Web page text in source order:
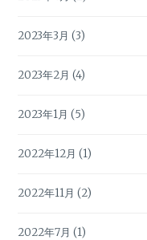
2023年3月 (3)
2023年2月 (4)
2023年1月 (5)
2022年12月 (1)
2022年11月 (2)
2022年7月 (1)